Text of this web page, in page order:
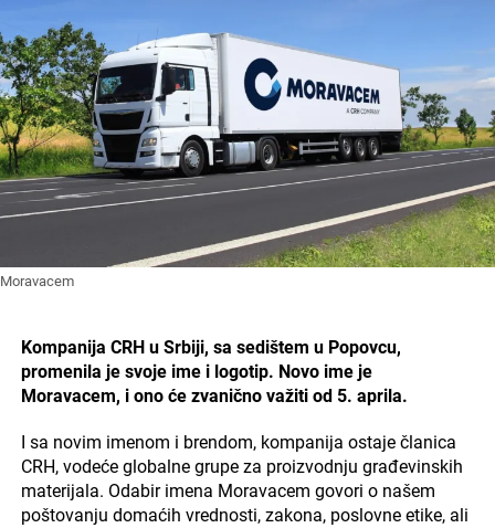
Moravacem
Kompanija CRH u Srbiji, sa sedištem u Popovcu,
promenila je svoje ime i logotip. Novo ime je
Moravacem, i ono će zvanično važiti od 5. aprila.
I sa novim imenom i brendom, kompanija ostaje članica
CRH, vodeće globalne grupe za proizvodnju građevinskih
materijala. Odabir imena Moravacem govori o našem
poštovanju domaćih vrednosti, zakona, poslovne etike, ali